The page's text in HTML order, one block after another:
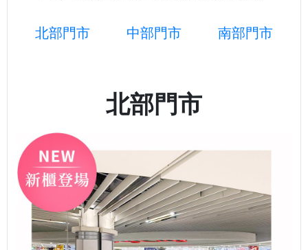
北部門市 中部門市 南部門市
北部門市